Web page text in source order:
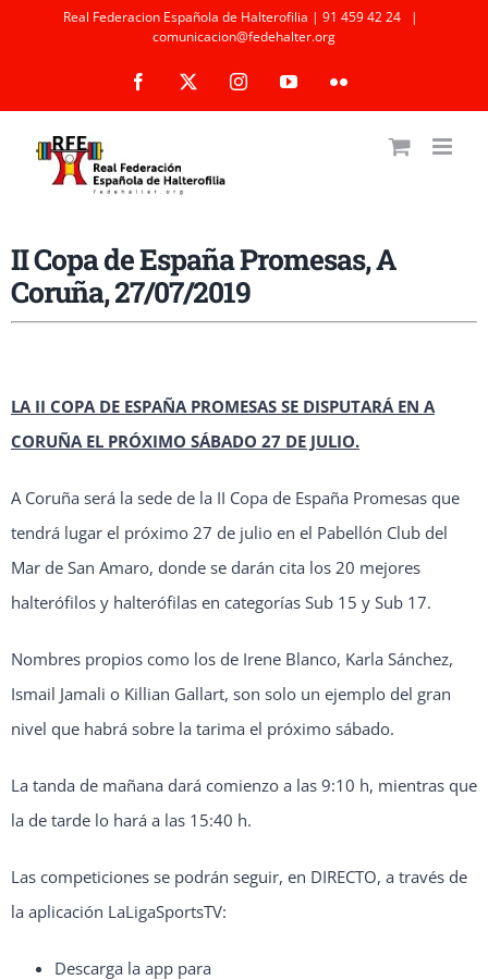
Real Federacion Española de Halterofilia | 91 459 42 24
|
comunicacion@fedehalter.org
Facebook InstagramYouTubeFlickr
II Copa de España Promesas, A
Coruña, 27/07/2019
LA II COPA DE ESPAÑA PROMESAS SE DISPUTARÁ EN A
CORUÑA EL PRÓXIMO SÁBADO 27 DE JULIO.
A Coruña será la sede de la II Copa de España Promesas que
tendrá lugar el próximo 27 de julio en el Pabellón Club del
Mar de San Amaro, donde se darán cita los 20 mejores
halterófilos y halterófilas en categorías Sub 15 y Sub 17.
Nombres propios como los de Irene Blanco, Karla Sánchez,
Ismail Jamali o Killian Gallart, son solo un ejemplo del gran
nivel que habrá sobre la tarima el próximo sábado.
La tanda de mañana dará comienzo a las 9:10 h, mientras que
la de tarde lo hará a las 15:40 h.
Las competiciones se podrán seguir, en DIRECTO, a través de
la aplicación LaLigaSportsTV:
Descarga la app para